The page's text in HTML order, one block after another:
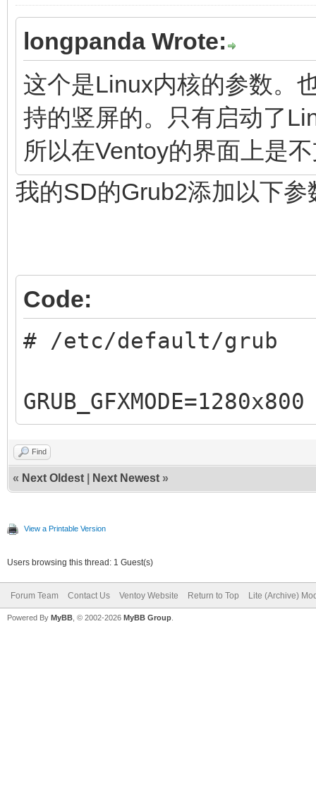
longpanda Wrote:
这个是Linux内核的参数。
持的竖屏的。只有启动了
所以在Ventoy的界面上是
我的SD的Grub2添加以下
Code:
# /etc/default/grub
GRUB_GFXMODE=1280x800
Find
« Next Oldest Next Newest »
View a Printable Version
Users browsing this thread: 1 Guest(s)
Forum Team Contact Us Ventoy Website Return to Top Lite (Archive)
Powered By MyBB , © 2002-2026 MyBB Group